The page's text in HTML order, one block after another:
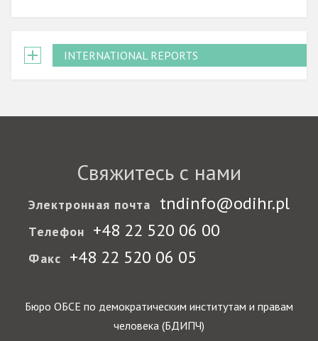
INTERNATIONAL REPORTS
Свяжитесь с нами
Электронная почта tndinfo@odihr.pl
Телефон +48 22 520 06 00
Факс +48 22 520 06 05
Бюро ОБСЕ по демократическим институтам и правам
человека (БДИПЧ)